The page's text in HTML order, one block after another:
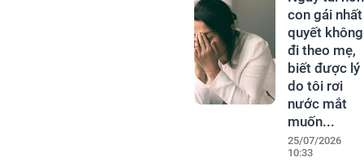
con gái nhất
quyết không
đi theo mẹ,
biết được lý
do tôi rơi
nước mắt
muốn...
25/07/2026
10:33